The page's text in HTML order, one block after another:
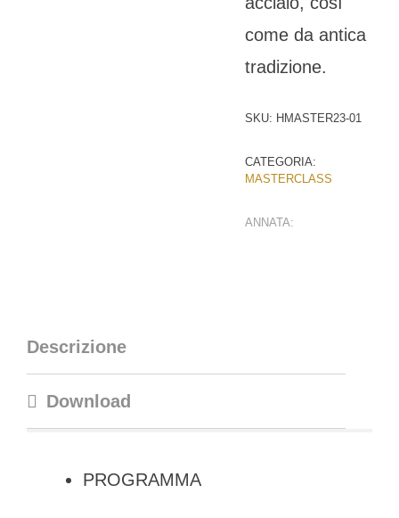
come da antica
tradizione.
SKU: HMASTER23-01
CATEGORIA:
MASTERCLASS
ANNATA:
Descrizione
Download
PROGRAMMA